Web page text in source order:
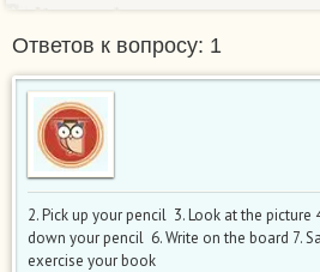
Ответов к вопросу: 1
2. Pick up your pencil 3. Look at the
down your pencil 6. Write on the board 7.
exercise your book